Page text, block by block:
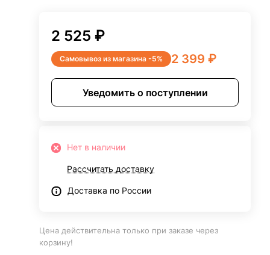
2 525 ₽
Самовывоз из магазина -5% 2 399 ₽
Уведомить о поступлении
Нет в наличии
Рассчитать доставку
Доставка по России
Цена действительна только при заказе через
корзину!